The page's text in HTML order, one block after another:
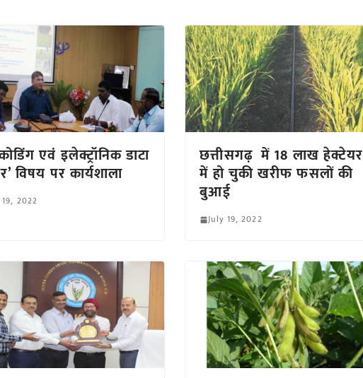
एवं इलेक्ट्रॉनिक डाटा
विषय पर कार्यशाला
2022
छत्तीसगढ़ में 18 लाख हेक्टेयर
में हो चुकी खरीफ फसलों की
बुआई
July 19, 2022